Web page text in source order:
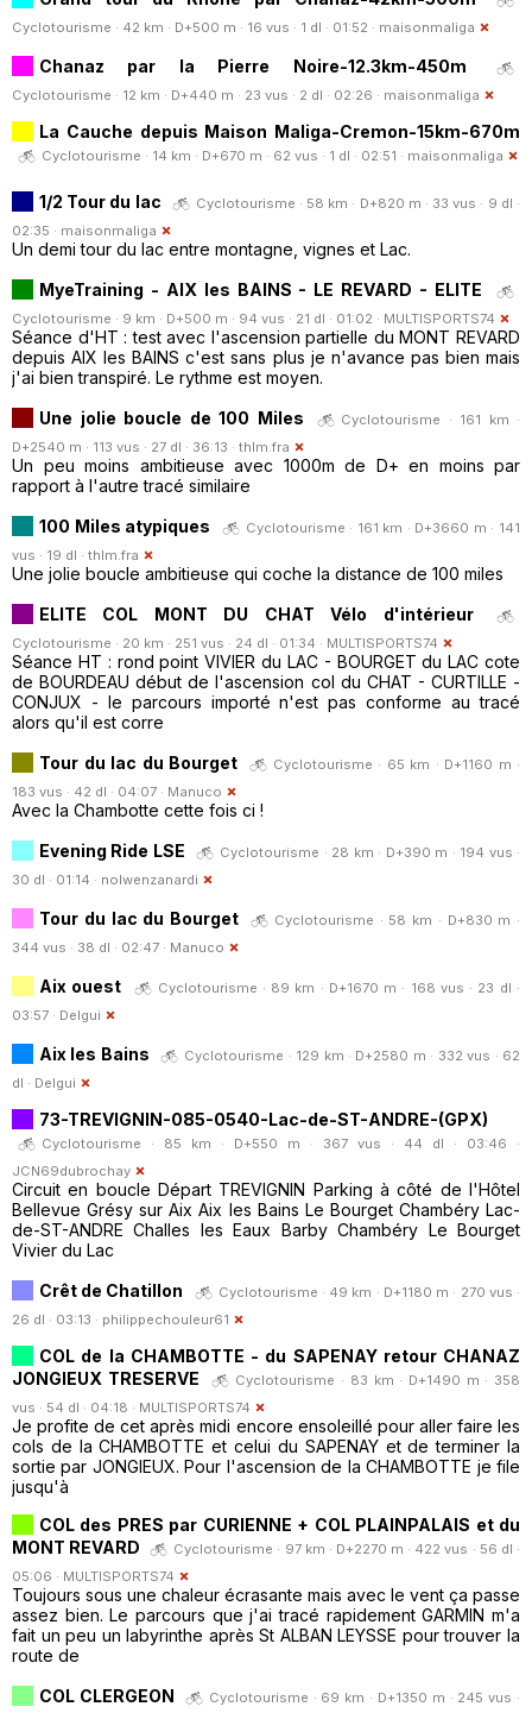
Cyclotourisme · 42 km · D+500 m · 16 vus · 1 dl · 01:52 · maisonmaliga
Chanaz par la Pierre Noire-12.3km-450m
Cyclotourisme · 12 km · D+440 m · 23 vus · 2 dl · 02:26 · maisonmaliga
La Cauche depuis Maison Maliga-Cremon-15km-670m
Cyclotourisme · 14 km · D+670 m · 62 vus · 1 dl · 02:51 · maisonmaliga
1/2 Tour du lac
Cyclotourisme · 58 km · D+820 m · 33 vus · 9 dl ·
02:35 · maisonmaliga
Un demi tour du lac entre montagne, vignes et Lac.
MyeTraining - AIX les BAINS - LE REVARD - ELITE
Cyclotourisme · 9 km · D+500 m · 94 vus · 21 dl · 01:02 · MULTISPORTS74
Séance d'HT : test avec l'ascension partielle du MONT REVARD
depuis AIX les BAINS c'est sans plus je n'avance pas bien mais
j'ai bien transpiré. Le rythme est moyen.
Une jolie boucle de 100 Miles
Cyclotourisme · 161 km ·
D+2540 m · 113 vus · 27 dl · 36:13 · thlm.fra
Un peu moins ambitieuse avec 1000m de D+ en moins par
rapport à l'autre tracé similaire
100 Miles atypiques
Cyclotourisme · 161 km · D+3660 m · 141
vus · 19 dl · thlm.fra
Une jolie boucle ambitieuse qui coche la distance de 100 miles
ELITE COL MONT DU CHAT Vélo d'intérieur
Cyclotourisme · 20 km · 251 vus · 24 dl · 01:34 · MULTISPORTS74
Séance HT : rond point VIVIER du LAC - BOURGET du LAC cote
de BOURDEAU début de l'ascension col du CHAT - CURTILLE -
CONJUX - le parcours importé n'est pas conforme au tracé
alors qu'il est corre
Tour du lac du Bourget
Cyclotourisme · 65 km · D+1160 m ·
183 vus · 42 dl · 04:07 · Manuco
Avec la Chambotte cette fois ci !
Evening Ride LSE
Cyclotourisme · 28 km · D+390 m · 194 vus ·
30 dl · 01:14 · nolwenzanardi
Tour du lac du Bourget
Cyclotourisme · 58 km · D+830 m ·
344 vus · 38 dl · 02:47 · Manuco
Aix ouest
Cyclotourisme · 89 km · D+1670 m · 168 vus · 23 dl ·
03:57 · Delgui
Aix les Bains
Cyclotourisme · 129 km · D+2580 m · 332 vus · 62
dl · Delgui
73-TREVIGNIN-085-0540-Lac-de-ST-ANDRE-(GPX)
Cyclotourisme · 85 km · D+550 m · 367 vus · 44 dl · 03:46 ·
JCN69dubrochay
Circuit en boucle Départ TREVIGNIN Parking à côté de l'Hôtel
Bellevue Grésy sur Aix Aix les Bains Le Bourget Chambéry Lac-
de-ST-ANDRE Challes les Eaux Barby Chambéry Le Bourget
Vivier du Lac
Crêt de Chatillon
Cyclotourisme · 49 km · D+1180 m · 270 vus ·
26 dl · 03:13 · philippechouleur61
COL de la CHAMBOTTE - du SAPENAY retour CHANAZ
JONGIEUX TRESERVE
Cyclotourisme · 83 km · D+1490 m · 358
vus · 54 dl · 04:18 · MULTISPORTS74
Je profite de cet après midi encore ensoleillé pour aller faire les
cols de la CHAMBOTTE et celui du SAPENAY et de terminer la
sortie par JONGIEUX. Pour l'ascension de la CHAMBOTTE je file
jusqu'à
COL des PRES par CURIENNE + COL PLAINPALAIS et du
MONT REVARD
Cyclotourisme · 97 km · D+2270 m · 422 vus · 56 dl ·
05:06 · MULTISPORTS74
Toujours sous une chaleur écrasante mais avec le vent ça passe
assez bien. Le parcours que j'ai tracé rapidement GARMIN m'a
fait un peu un labyrinthe après St ALBAN LEYSSE pour trouver la
route de
COL CLERGEON
Cyclotourisme · 69 km · D+1350 m · 245 vus ·